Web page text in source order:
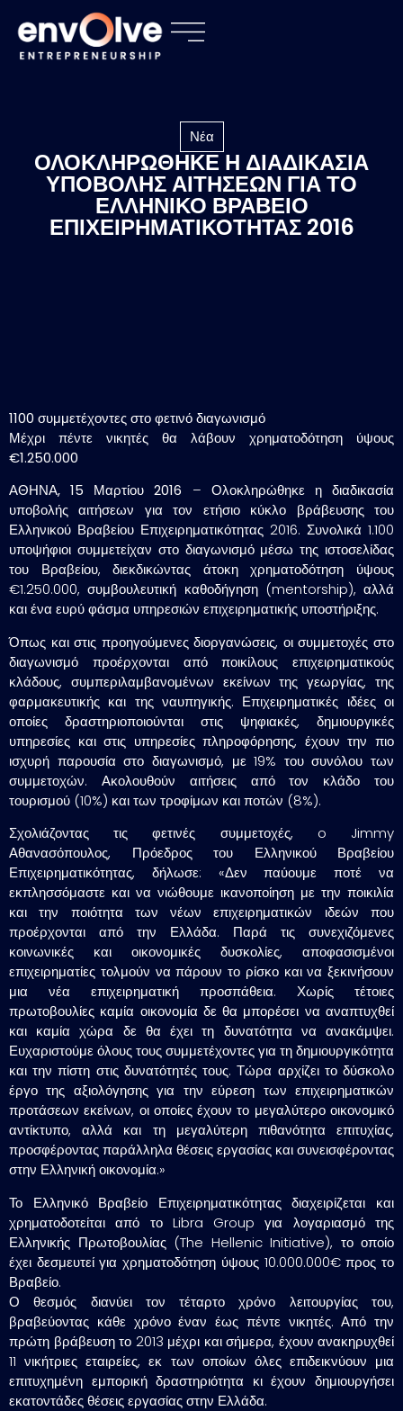
Νέα
ΟΛΟΚΛΗΡΩΘΗΚΕ Η ΔΙΑΔΙΚΑΣΙΑ
ΥΠΟΒΟΛΗΣ ΑΙΤΗΣΕΩΝ ΓΙΑ ΤΟ
ΕΛΛΗΝΙΚΟ ΒΡΑΒΕΙΟ
ΕΠΙΧΕΙΡΗΜΑΤΙΚΟΤΗΤΑΣ 2016
1100 συμμετέχοντες στο φετινό διαγωνισμό
Μέχρι πέντε νικητές θα λάβουν χρηματοδότηση ύψους
€1.250.000
ΑΘΗΝΑ, 15 Μαρτίου 2016 – Ολοκληρώθηκε η διαδικασία
υποβολής αιτήσεων για τον ετήσιο κύκλο βράβευσης του
Ελληνικού Βραβείου Επιχειρηματικότητας 2016. Συνολικά 1.100
υποψήφιοι συμμετείχαν στο διαγωνισμό μέσω της ιστοσελίδας
του Βραβείου, διεκδικώντας άτοκη χρηματοδότηση ύψους
€1.250.000, συμβουλευτική καθοδήγηση (mentorship), αλλά
και ένα ευρύ φάσμα υπηρεσιών επιχειρηματικής υποστήριξης.
Όπως και στις προηγούμενες διοργανώσεις, οι συμμετοχές στο
διαγωνισμό προέρχονται από ποικίλους επιχειρηματικούς
κλάδους, συμπεριλαμβανομένων εκείνων της γεωργίας, της
φαρμακευτικής και της ναυπηγικής. Επιχειρηματικές ιδέες οι
οποίες δραστηριοποιούνται στις ψηφιακές, δημιουργικές
υπηρεσίες και στις υπηρεσίες πληροφόρησης, έχουν την πιο
ισχυρή παρουσία στο διαγωνισμό, με 19% του συνόλου των
συμμετοχών. Ακολουθούν αιτήσεις από τον κλάδο του
τουρισμού (10%) και των τροφίμων και ποτών (8%).
Σχολιάζοντας τις φετινές συμμετοχές, o Jimmy
Αθανασόπουλος, Πρόεδρος του Ελληνικού Βραβείου
Επιχειρηματικότητας, δήλωσε: «Δεν παύουμε ποτέ να
εκπλησσόμαστε και να νιώθουμε ικανοποίηση με την ποικιλία
και την ποιότητα των νέων επιχειρηματικών ιδεών που
προέρχονται από την Ελλάδα. Παρά τις συνεχιζόμενες
κοινωνικές και οικονομικές δυσκολίες, αποφασισμένοι
επιχειρηματίες τολμούν να πάρουν το ρίσκο και να ξεκινήσουν
μια νέα επιχειρηματική προσπάθεια. Χωρίς τέτοιες
πρωτοβουλίες καμία οικονομία δε θα μπορέσει να αναπτυχθεί
και καμία χώρα δε θα έχει τη δυνατότητα να ανακάμψει.
Ευχαριστούμε όλους τους συμμετέχοντες για τη δημιουργικότητα
και την πίστη στις δυνατότητές τους. Τώρα αρχίζει το δύσκολο
έργο της αξιολόγησης για την εύρεση των επιχειρηματικών
προτάσεων εκείνων, οι οποίες έχουν το μεγαλύτερο οικονομικό
αντίκτυπο, αλλά και τη μεγαλύτερη πιθανότητα επιτυχίας,
προσφέροντας παράλληλα θέσεις εργασίας και συνεισφέροντας
στην Ελληνική οικονομία.»
Το Ελληνικό Βραβείο Επιχειρηματικότητας διαχειρίζεται και
χρηματοδοτείται από το Libra Group για λογαριασμό της
Ελληνικής Πρωτοβουλίας (The Hellenic Initiative), το οποίο
έχει δεσμευτεί για χρηματοδότηση ύψους 10.000.000€ προς το
Βραβείο.
Ο θεσμός διανύει τον τέταρτο χρόνο λειτουργίας του,
βραβεύοντας κάθε χρόνο έναν έως πέντε νικητές. Από την
πρώτη βράβευση το 2013 μέχρι και σήμερα, έχουν ανακηρυχθεί
11 νικήτριες εταιρείες, εκ των οποίων όλες επιδεικνύουν μια
επιτυχημένη εμπορική δραστηριότητα κι έχουν δημιουργήσει
εκατοντάδες θέσεις εργασίας στην Ελλάδα.